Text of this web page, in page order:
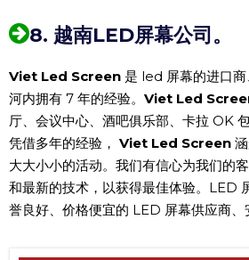
8. 越南LED屏幕公司。
Viet Led Screen 是 led 屏幕的进口
河内拥有 7 年的经验。 Viet Led
厅、会议中心、酒吧俱乐部、卡拉 OK
凭借多年的经验， Viet Led Screen
大大小小的活动。我们有信心为我们的
和最新的技术，以获得最佳体验。LED
誉良好、价格便宜的 LED 屏幕供应商、